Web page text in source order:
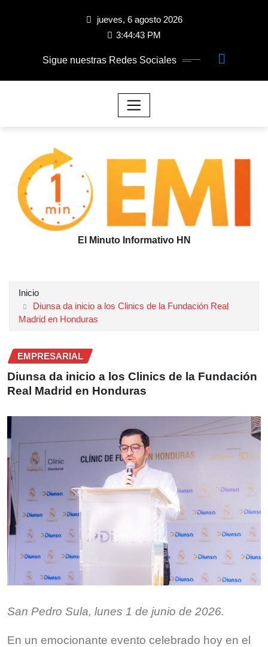
jueves, 6 agosto 2026
3:44:44 PM
Sigue nuestras Redes Sociales
El Minuto Informativo HN
Inicio
Diunsa da inicio a los Clinics de la Fundación Real
Madrid en Honduras
EMPRESARIAL
Diunsa da inicio a los Clinics de la Fundación
Real Madrid en Honduras
San Pedro Sula, lunes 1 de junio de 2026.
En un emocionante evento celebrado hoy en el